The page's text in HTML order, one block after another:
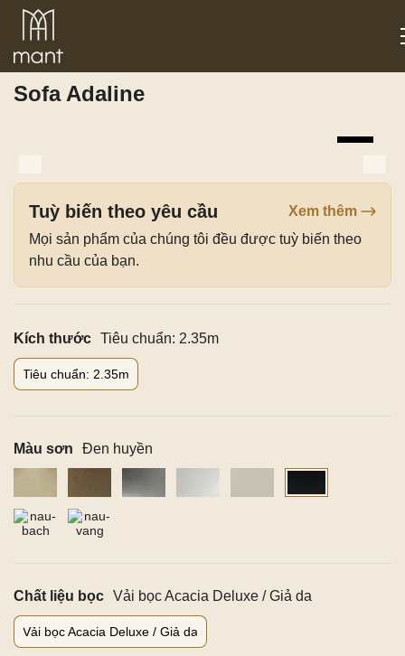
Trang chủ
Sofa Adaline
Tuỳ biến theo yêu cầu
Xem thêm
Mọi sản phẩm của chúng tôi đều được tuỳ biến theo
nhu cầu của bạn.
Kích thước Tiêu chuẩn: 2.35m
Tiêu chuẩn: 2.35m
Màu sơn Đen huyền
Chất liệu bọc Vải bọc Acacia Deluxe / Giả da
Vải bọc Acacia Deluxe / Giả da